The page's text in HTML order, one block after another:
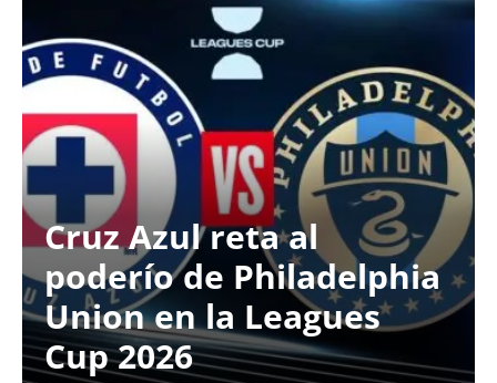
Cruz Azul reta al
poderío de Philadelphia
Union en la Leagues
Cup 2026